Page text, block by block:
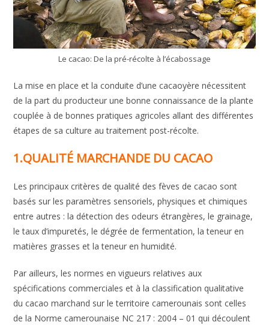
Le cacao: De la pré-récolte à l’écabossage
La mise en place et la conduite d’une cacaoyère nécessitent
de la part du producteur une bonne connaissance de la plante
couplée à de bonnes pratiques agricoles allant des différentes
étapes de sa culture au traitement post-récolte.
1.QUALITÉ MARCHANDE DU CACAO
Les principaux critères de qualité des fèves de cacao sont
basés sur les paramètres sensoriels, physiques et chimiques
entre autres : la détection des odeurs étrangères, le grainage,
le taux d’impuretés, le dégrée de fermentation, la teneur en
matières grasses et la teneur en humidité.
Par ailleurs, les normes en vigueurs relatives aux
spécifications commerciales et à la classification qualitative
du cacao marchand sur le territoire camerounais sont celles
de la Norme camerounaise NC 217 : 2004 – 01 qui découlent